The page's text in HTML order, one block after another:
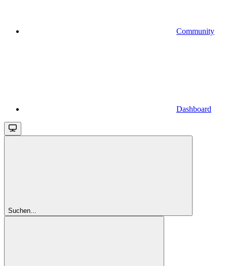
Community
Dashboard
Suchen...